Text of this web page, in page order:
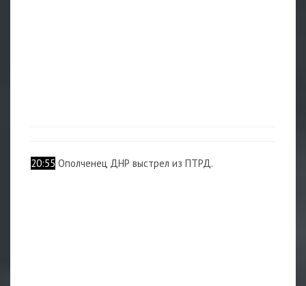
20:55 Ополченец ДНР выстрел из ПТРД.